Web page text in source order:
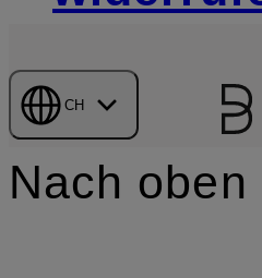
CH
Nach oben